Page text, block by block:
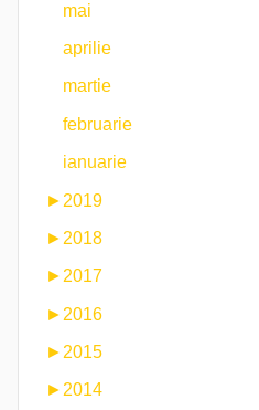
mai
aprilie
martie
februarie
ianuarie
► 2019
► 2018
► 2017
► 2016
► 2015
►2014